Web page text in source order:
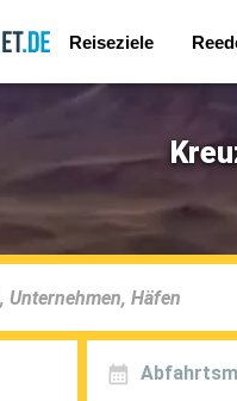
Reiseziele